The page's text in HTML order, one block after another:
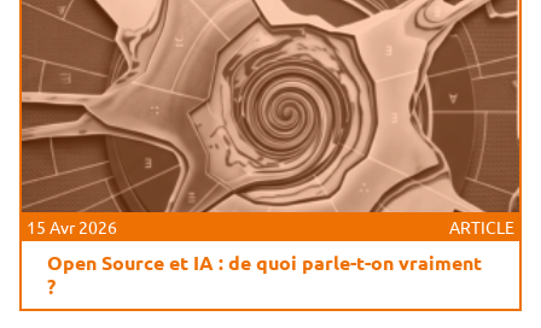
15 Avr 2026 ARTICLE
Open Source et IA : de quoi parle-t-on vraiment
?